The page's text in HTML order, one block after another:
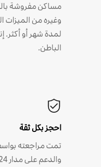
مساكن مفروشة
وغيره من الميزات
لمدة شهر أو أكثر.
الباطن.
احجز بكل ثقة
تمت مراجعته
والدعم على مدار 24 ساعة خلال إقامتك الطويلة.